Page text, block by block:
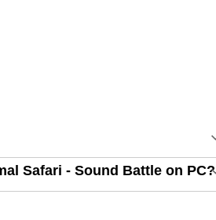
Safari - Sound Battle on PC?